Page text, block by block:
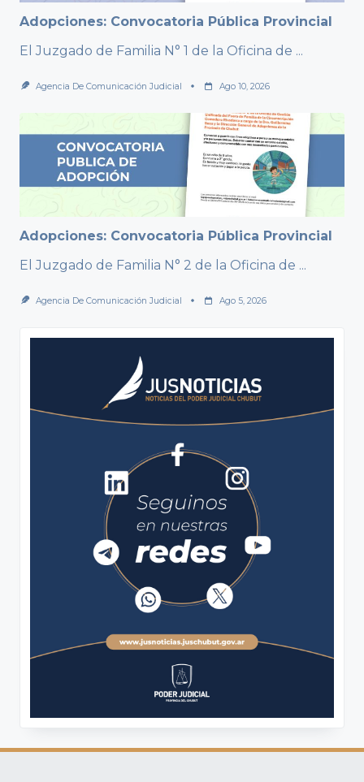
Adopciones: Convocatoria Pública Provincial
El Juzgado de Familia N° 1 de la Oficina de ...
Agencia De Comunicación Judicial Ago 10, 2026
Adopciones: Convocatoria Pública Provincial
El Juzgado de Familia N° 2 de la Oficina de ...
Agencia De Comunicación Judicial Ago 5, 2026